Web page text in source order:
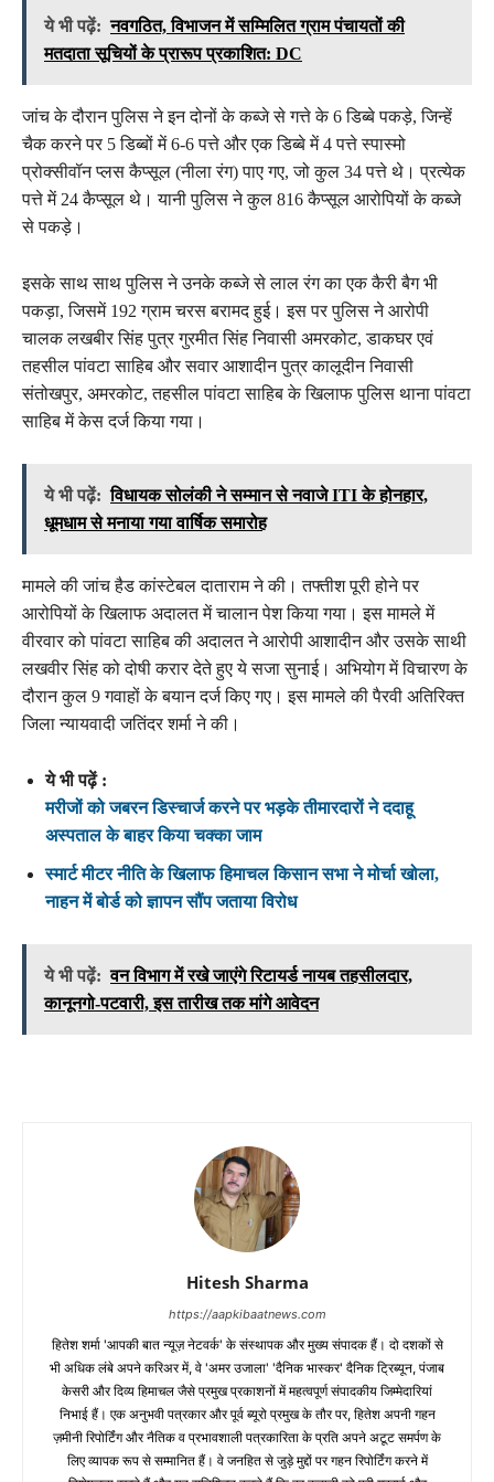
ये भी पढ़ें: नवगठित, विभाजन में सम्मिलित ग्राम पंचायतों की
मतदाता सूचियों के प्रारूप प्रकाशित: DC
जांच के दौरान पुलिस ने इन दोनों के कब्जे से गत्ते के 6 डिब्बे पकड़े, जिन्हें
चैक करने पर 5 डिब्बों में 6-6 पत्ते और एक डिब्बे में 4 पत्ते स्पास्मो
प्रोक्सीवॉन प्लस कैप्सूल (नीला रंग) पाए गए, जो कुल 34 पत्ते थे। प्रत्येक
पत्ते में 24 कैप्सूल थे। यानी पुलिस ने कुल 816 कैप्सूल आरोपियों के कब्जे
से पकड़े।
इसके साथ साथ पुलिस ने उनके कब्जे से लाल रंग का एक कैरी बैग भी
पकड़ा, जिसमें 192 ग्राम चरस बरामद हुई। इस पर पुलिस ने आरोपी
चालक लखबीर सिंह पुत्र गुरमीत सिंह निवासी अमरकोट, डाकघर एवं
तहसील पांवटा साहिब और सवार आशादीन पुत्र कालूदीन निवासी
संतोखपुर, अमरकोट, तहसील पांवटा साहिब के खिलाफ पुलिस थाना पांवटा
साहिब में केस दर्ज किया गया।
ये भी पढ़ें: विधायक सोलंकी ने सम्मान से नवाजे ITI के होनहार,
धूमधाम से मनाया गया वार्षिक समारोह
मामले की जांच हैड कांस्टेबल दाताराम ने की। तफ्तीश पूरी होने पर
आरोपियों के खिलाफ अदालत में चालान पेश किया गया। इस मामले में
वीरवार को पांवटा साहिब की अदालत ने आरोपी आशादीन और उसके साथी
लखवीर सिंह को दोषी करार देते हुए ये सजा सुनाई। अभियोग में विचारण के
दौरान कुल 9 गवाहों के बयान दर्ज किए गए। इस मामले की पैरवी अतिरिक्त
जिला न्यायवादी जतिंदर शर्मा ने की।
ये भी पढ़ें :
मरीजों को जबरन डिस्चार्ज करने पर भड़के तीमारदारों ने ददाहू
अस्पताल के बाहर किया चक्का जाम
स्मार्ट मीटर नीति के खिलाफ हिमाचल किसान सभा ने मोर्चा खोला,
नाहन में बोर्ड को ज्ञापन सौंप जताया विरोध
ये भी पढ़ें: वन विभाग में रखे जाएंगे रिटायर्ड नायब तहसीलदार,
कानूनगो-पटवारी, इस तारीख तक मांगे आवेदन
Hitesh Sharma
https://aapkibaatnews.com
हितेश शर्मा 'आपकी बात न्यूज़ नेटवर्क' के संस्थापक और मुख्य संपादक हैं। दो दशकों से
भी अधिक लंबे अपने करिअर में, वे 'अमर उजाला' 'दैनिक भास्कर' दैनिक ट्रिब्यून, पंजाब
केसरी और दिव्य हिमाचल जैसे प्रमुख प्रकाशनों में महत्वपूर्ण संपादकीय जिम्मेदारियां
निभाई हैं। एक अनुभवी पत्रकार और पूर्व ब्यूरो प्रमुख के तौर पर, हितेश अपनी गहन
ज़मीनी रिपोर्टिंग और नैतिक व प्रभावशाली पत्रकारिता के प्रति अपने अटूट समर्पण के
लिए व्यापक रूप से सम्मानित हैं। वे जनहित से जुड़े मुद्दों पर गहन रिपोर्टिंग करने में